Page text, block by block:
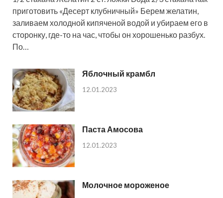
приготовить «Десерт клубничный» Берем желатин,
заливаем холодной кипяченой водой и убираем его в
сторонку, где-то на час, чтобы он хорошенько разбух.
По…
Яблочный крамбл
12.01.2023
Паста Амосова
12.01.2023
Молочное мороженое